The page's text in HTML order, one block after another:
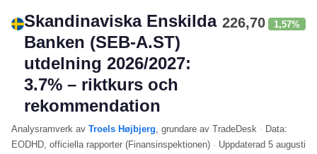
Skandinaviska Enskilda
Banken (SEB-A.ST)
utdelning 2026/2027:
3.7% – riktkurs och
rekommendation
226,70 1,57%
Analysramverk av Troels Højbjerg, grundare av TradeDesk · Data:
EODHD, officiella rapporter (Finansinspektionen) · Uppdaterad 5 augusti